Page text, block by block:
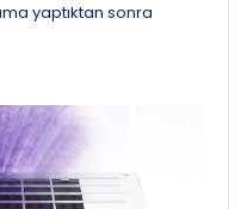
yaptıktan sonra